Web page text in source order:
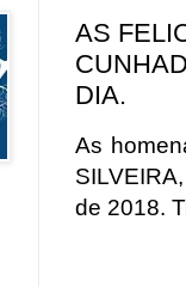
AS
DIA.
As
de 2018.